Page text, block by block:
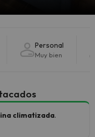
Personal
Muy bien
climatizada.